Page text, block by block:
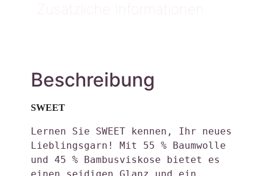
Zusätzliche Informationen
Beschreibung
SWEET
Lernen Sie SWEET kennen, Ihr neues
Lieblingsgarn! Mit 55 % Baumwolle
und 45 % Bambusviskose bietet es